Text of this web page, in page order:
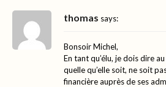
thomas says:
Bonsoir Michel,
En tant qu’élu, je dois dire
quelle qu’elle soit, ne soit
financière auprès de ses